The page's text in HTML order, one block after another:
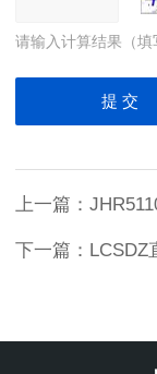
请输入计算结果（
上一篇：
下一篇： LCSDZ